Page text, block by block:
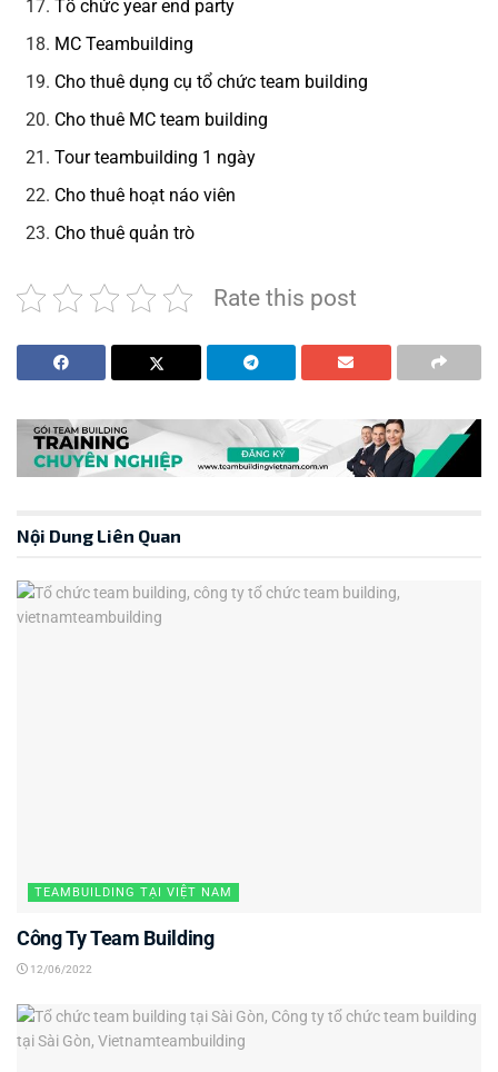
Tổ chức year end party
MC Teambuilding
Cho thuê dụng cụ tổ chức team building
Cho thuê MC team building
Tour teambuilding 1 ngày
Cho thuê hoạt náo viên
Cho thuê quản trò
Rate this post
Nội Dung Liên Quan
TEAMBUILDING TẠI VIỆT NAM
Công Ty Team Building
12/06/2022